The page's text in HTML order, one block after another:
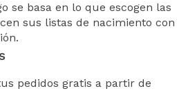
se basa en lo que escogen las
sus listas de nacimiento con
pedidos gratis a partir de